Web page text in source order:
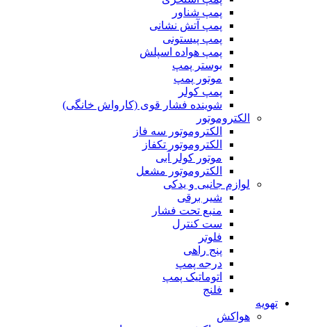
پمپ شناور
پمپ آتش نشانی
پمپ پیستونی
پمپ هواده اسپلش
بوستر پمپ
موتور پمپ
پمپ کولر
شوینده فشار قوی (کارواش خانگی)
الکتروموتور
الکتروموتور سه فاز
الکتروموتور تکفاز
موتور کولر آبی
الکتروموتور مشعل
لوازم جانبی و یدکی
شیر برقی
منبع تحت فشار
ست کنترل
فلوتر
پنج راهی
درجه پمپ
اتوماتیک پمپ
فلنج
تهویه
هواکش